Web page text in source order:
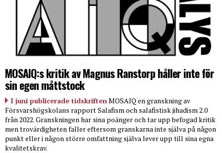
MOSAIQ:s kritik av Magnus Ranstorp håller inte för
sin egen måttstock
I juni publicerade tidskriftenMOSAIQ en granskning av
Försvarshögskolans rapport Salafism och salafistisk jihadism 2.0
från 2022. Granskningen har sina poänger och tar upp befogad kritik
men trovärdigheten faller eftersom granskarna inte själva på någon
punkt eller i någon större omfattning själva lever upp till sina egna
kvalitetskrav.